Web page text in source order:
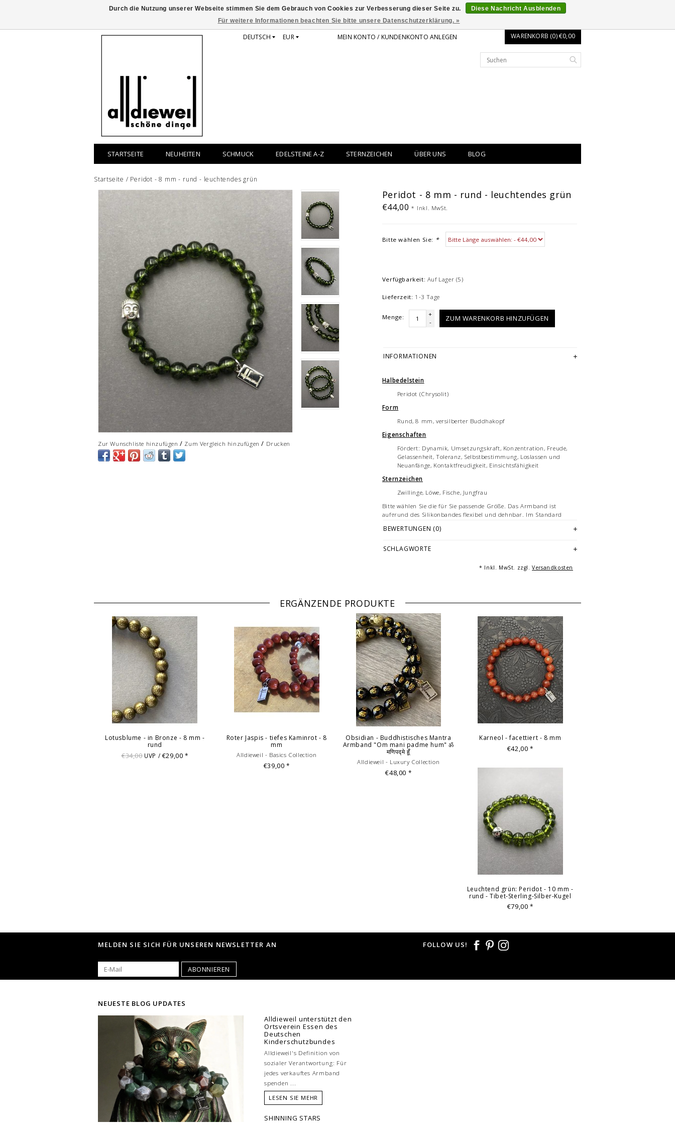
DEUTSCH EUR MEIN KONTO / KUNDENKONTO ANLEGEN WARENKORB (0) €0,00
STARTSEITE NEUHEITEN SCHMUCK EDELSTEINE A-Z STERNZEICHEN ÜBER UNS BLOG
Startseite / Peridot - 8 mm - rund - leuchtendes grün
Zur Wunschliste hinzufügen / Zum Vergleich hinzufügen / Drucken
Peridot - 8 mm - rund - leuchtendes grün
€44,00* Inkl. MwSt.
Bitte wählen Sie: *
Verfügbarkeit: Auf Lager (5)
Lieferzeit: 1-3 Tage
Menge:
+
-
ZUM WARENKORB HINZUFÜGEN
INFORMATIONEN
Halbedelstein
Peridot (Chrysolit)
Form
Rund, 8 mm, versilberter Buddhakopf
Eigenschaften
Fördert: Dynamik, Umsetzungskraft, Konzentration, Freude,
Gelassenheit, Toleranz, Selbstbestimmung, Loslassen und
Neuanfänge, Kontaktfreudigkeit, Einsichtsfähigkeit
Sternzeichen
Zwillinge, Löwe, Fische, Jungfrau
Bitte wählen Sie die für Sie passende Größe. Das Armband ist
aufgrund des Silikonbandes flexibel und dehnbar. Im Standard
und wie Sie Ihre Armbandlänge bestimmen.
Bilddarstellung: beispielhafte Aufnahme eines Armbandes von
18/21 cm Länge. Je nach Größe variieren die Anzahl und
Anordnung der Einzelelmente des Armbandes.
Mehrfachabbildungen dienen der Vermarktung und sind nicht
Angebotsbestandteil.
© Fotografie: Andreas Saxton, Essen
BEWERTUNGEN (0)
SCHLAGWORTE
* Inkl. MwSt. zzgl.Versandkosten
ERGÄNZENDE PRODUKTE
Lotusblume - in Bronze - 8 mm -
rund
€34,00 UVP / €29,00 *
Roter Jaspis - tiefes Kaminrot - 8
mm
Alldieweil - Basics Collection
€39,00*
Obsidian - Buddhistisches Mantra
Armband "Om mani padme hum" ॐ
मणिपद्मे हूँ
Alldieweil - Luxury Collection
€48,00 *
Karneol - facettiert - 8 mm
€42,00*
Leuchtend grün: Peridot - 10 mm -
rund - Tibet-Sterling-Silber-Kugel
€79,00*
Durch die Nutzung unserer Webseite stimmen Sie dem Gebrauch von Cookies zur Verbesserung dieser Seite zu.
Diese Nachricht Ausblenden
Für weitere Informationen beachten Sie bitte unsere Datenschutzerklärung. »
MELDEN SIE SICH FÜR UNSEREN NEWSLETTER AN
ABONNIEREN
FOLLOW US!
NEUESTE BLOG UPDATES
Alldieweil unterstützt den
Ortsverein Essen des
Deutschen
Kinderschutzbundes
Alldieweil's Definition von
sozialer Verantwortung: Für
jedes verkauftes Armband
spenden ...
LESEN SIE MEHR
SHINNING STARS